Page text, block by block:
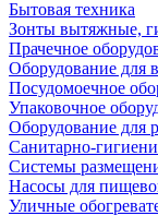
Бытовая техника
Зонты вытяжные,
Прачечное
Оборудование для
Посудомоечное
Упаковочное
Оборудование для
Санитарно-
Системы
Насосы для
Уличные